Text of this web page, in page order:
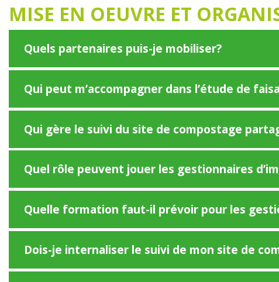
MISE EN OEUVRE ET
Quels partenaires puis-je mobiliser?
Qui peut m’accompagner dans l’étude de
Qui gère le suivi du site de compostage
Quel rôle peuvent jouer les gestionnaires
Quelle formation faut-il prévoir pour les
Dois-je internaliser le suivi de mon site de